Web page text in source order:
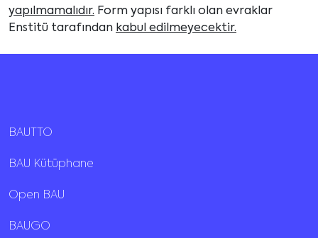
yapılmamalıdır. Form yapısı farklı olan evraklar
Enstitü tarafından kabul edilmeyecektir.
BAUTTO
BAU Kütüphane
Open BAU
BAUGO